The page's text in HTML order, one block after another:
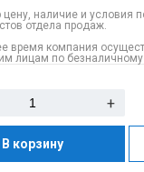
цену, наличие и условия
отдела продаж.
время компания
лицам по безналичному
+
В корзину